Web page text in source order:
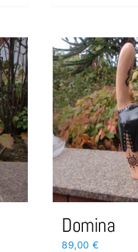
Domina
89,00 €